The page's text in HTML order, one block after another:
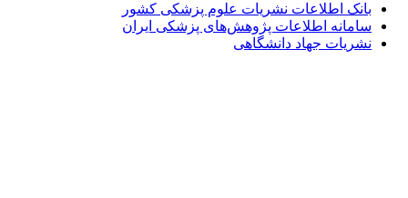
بانک اطلاعات نشریات علوم پزشکی کشور
سامانه اطلاعات پژوهش‌های پزشکی ایران
نشریات جهاد دانشگاهی